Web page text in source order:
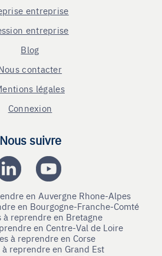
entreprise
entreprise
Blog
contacter
légales
Connexion
Nous suivre
en Auvergne Rhone-Alpes
en Bourgogne-Franche-Comté
à reprendre en Bretagne
en Centre-Val de Loire
à reprendre en Corse
reprendre en Grand Est